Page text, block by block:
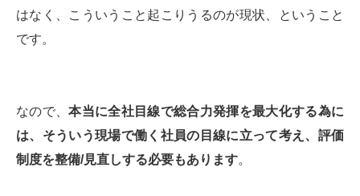
はなく、こういうこと起こりうるのが現状、ということ
です。
なので、本当に全社目線で総合力発揮を最大化する為に
は、そういう現場で働く社員の目線に立って考え、評価
制度を整備/見直しする必要もあります。